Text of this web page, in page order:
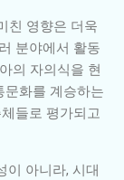
친 영향은 더욱
분야에서 활동
의 자의식을 현
문화를 계승하는
들로 평가되고
이 아니라, 시대